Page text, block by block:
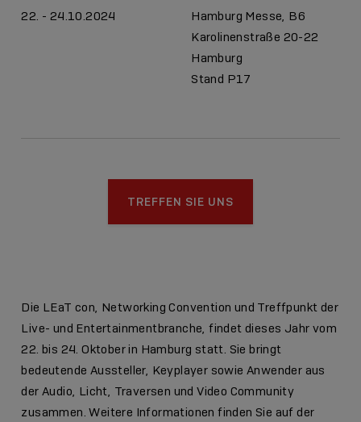
22. - 24.10.2024
Hamburg Messe, B6
Karolinenstraße 20-22
Hamburg
Stand P17
TREFFEN SIE UNS
Die LEaT con, Networking Convention und Treffpunkt der
Live- und Entertainmentbranche, findet dieses Jahr vom
22. bis 24. Oktober in Hamburg statt. Sie bringt
bedeutende Aussteller, Keyplayer sowie Anwender aus
der Audio, Licht, Traversen und Video Community
zusammen. Weitere Informationen finden Sie auf der